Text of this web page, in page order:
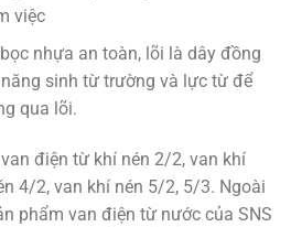
việc
nhựa an toàn, lõi là dây đồng
sinh từ trường và lực từ để
qua lõi.
điện từ khí nén 2/2, van khí
4/2, van khí nén 5/2, 5/3. Ngoài
phẩm van điện từ nước của SNS